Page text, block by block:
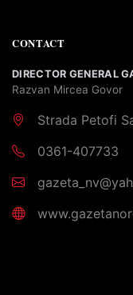
CONTACT
DIRECTOR GENERAL
Razvan Mircea Govor
Strada Petofi
0361-407733